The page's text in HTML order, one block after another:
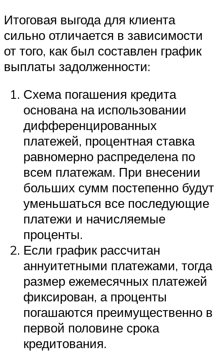
Итоговая выгода для клиента
сильно отличается в зависимости
от того, как был составлен график
выплаты задолженности:
Схема погашения кредита
основана на использовании
дифференцированных
платежей, процентная ставка
равномерно распределена по
всем платежам. При внесении
больших сумм постепенно будут
уменьшаться все последующие
платежи и начисляемые
проценты.
Если график рассчитан
аннуитетными платежами, тогда
размер ежемесячных платежей
фиксирован, а проценты
погашаются преимущественно в
первой половине срока
кредитования.